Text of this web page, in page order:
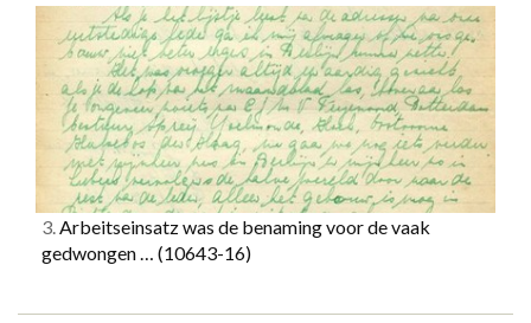
3.Arbeitseinsatz was de benaming voor de vaak
gedwongen … (10643-16)